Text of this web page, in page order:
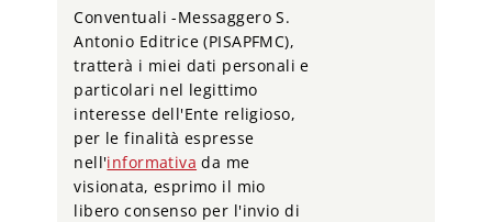
Conventuali -Messaggero S.
Antonio Editrice (PISAPFMC),
tratterà i miei dati personali e
particolari nel legittimo
interesse dell'Ente religioso,
per le finalità espresse
nell'informativa da me
visionata, esprimo il mio
libero consenso per l'invio di